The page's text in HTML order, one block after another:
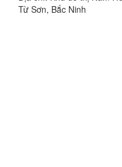
Từ Sơn, Bắc Ninh